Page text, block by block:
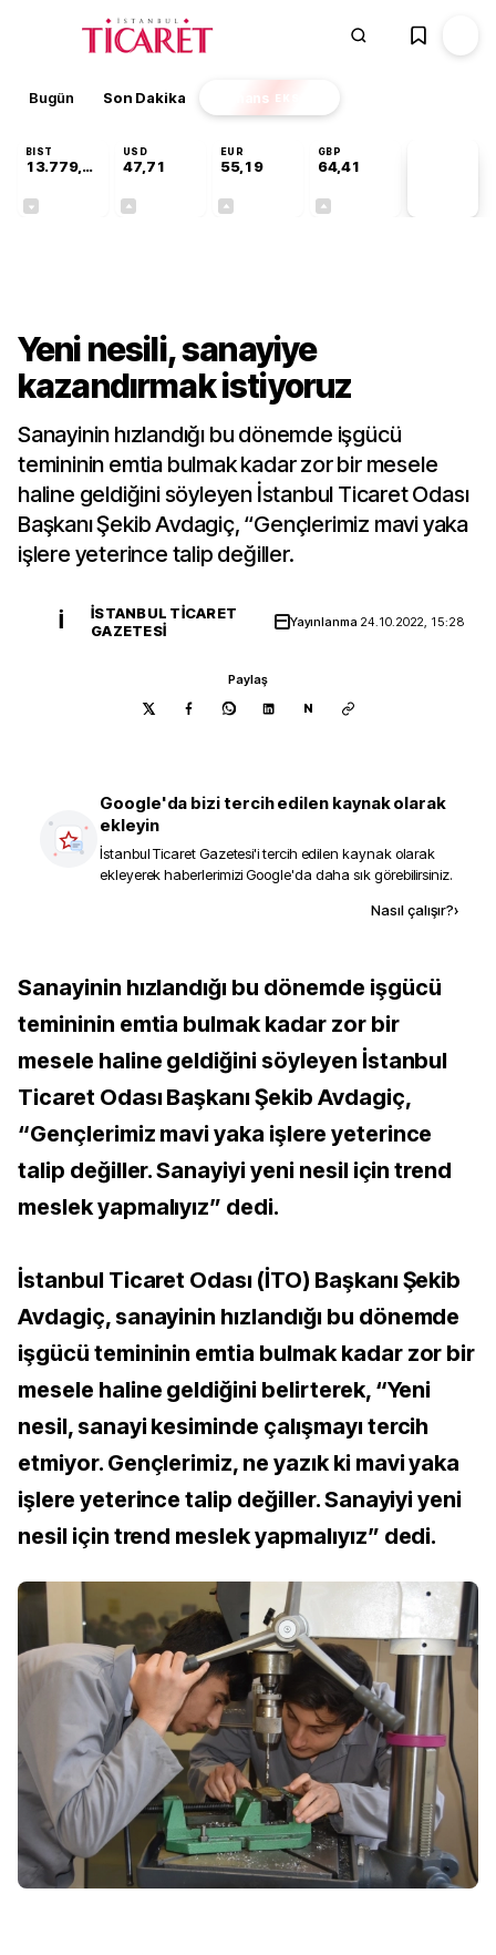
Bugün Son Dakika Finans EKSTRA
BIST
13.779,39
USD
47,71
EUR
55,19
GBP
64,41
Yeni nesili, sanayiye
kazandırmak istiyoruz
Sanayinin hızlandığı bu dönemde işgücü
temininin emtia bulmak kadar zor bir mesele
haline geldiğini söyleyen İstanbul Ticaret Odası
Başkanı Şekib Avdagiç, “Gençlerimiz mavi yaka
işlere yeterince talip değiller.
İ
İSTANBUL TICARET
GAZETESI
Yayınlanma 24.10.2022, 15:28
Paylaş
N
Google'da bizi tercih edilen kaynak olarak
ekleyin
İstanbul Ticaret Gazetesi'i tercih edilen kaynak olarak
ekleyerek haberlerimizi Google'da daha sık görebilirsiniz.
Nasıl çalışır?›
Sanayinin hızlandığı bu dönemde işgücü
temininin emtia bulmak kadar zor bir
mesele haline geldiğini söyleyen İstanbul
Ticaret Odası Başkanı Şekib Avdagiç,
“Gençlerimiz mavi yaka işlere yeterince
talip değiller. Sanayiyi yeni nesil için trend
meslek yapmalıyız” dedi.
İstanbul Ticaret Odası (İTO) Başkanı Şekib
Avdagiç, sanayinin hızlandığı bu dönemde
işgücü temininin emtia bulmak kadar zor bir
mesele haline geldiğini belirterek, “Yeni
nesil, sanayi kesiminde çalışmayı tercih
etmiyor. Gençlerimiz, ne yazık ki mavi yaka
işlere yeterince talip değiller. Sanayiyi yeni
nesil için trend meslek yapmalıyız” dedi.